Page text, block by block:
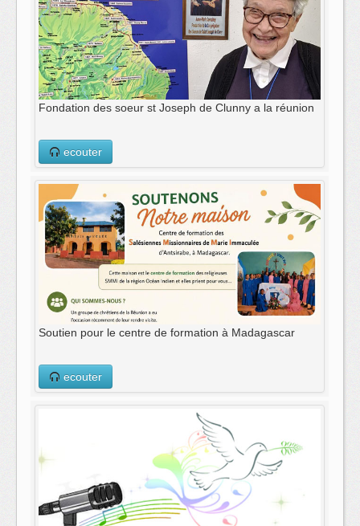
Fondation des soeur st Joseph de Clunny a la réunion
ecouter
Soutien pour le centre de formation à Madagascar
ecouter